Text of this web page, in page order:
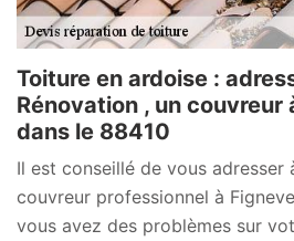
Toiture en ardoise :
Rénovation , un couvreur
dans le 88410
Il est conseillé de vous adresser
couvreur professionnel à
vous avez des problèmes sur